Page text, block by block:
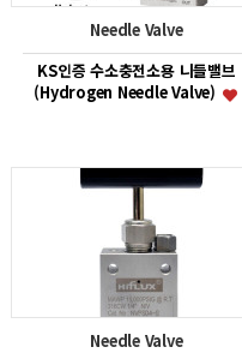
Needle Valve
KS인증 수소충전소용 니들밸브
(Hydrogen Needle Valve)
Needle Valve